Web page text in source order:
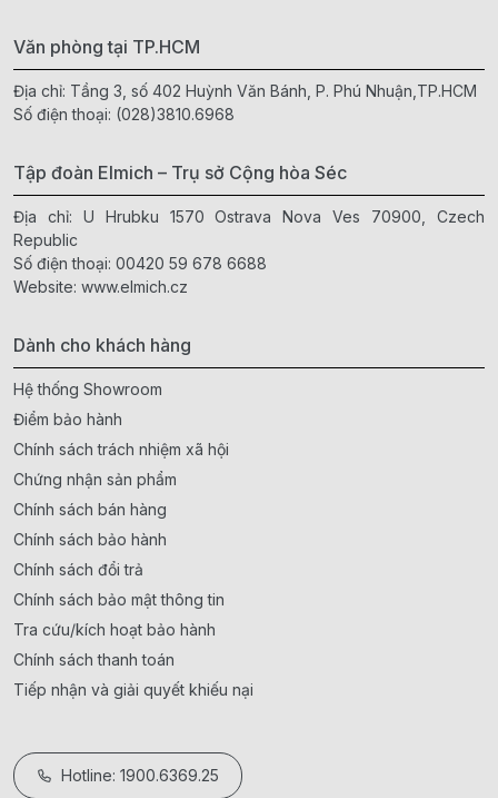
Văn phòng tại TP.HCM
Địa chỉ: Tầng 3, số 402 Huỳnh Văn Bánh, P. Phú Nhuận,TP.HCM
Số điện thoại: (028)3810.6968
Tập đoàn Elmich – Trụ sở Cộng hòa Séc
Địa chỉ: U Hrubku 1570 Ostrava Nova Ves 70900, Czech
Republic
Số điện thoại: 00420 59 678 6688
Website: www.elmich.cz
Dành cho khách hàng
Hệ thống Showroom
Điểm bảo hành
Chính sách trách nhiệm xã hội
Chứng nhận sản phẩm
Chính sách bán hàng
Chính sách bảo hành
Chính sách đổi trả
Chính sách bảo mật thông tin
Tra cứu/kích hoạt bảo hành
Chính sách thanh toán
Tiếp nhận và giải quyết khiếu nại
Hotline: 1900.6369.25